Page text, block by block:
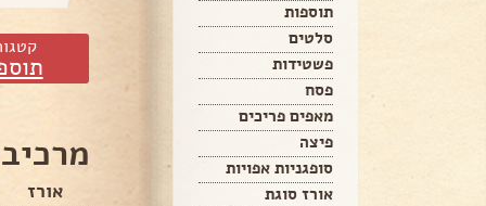
תוספות
סלטים
פשטידות
פסח
מאפים פריכים
פיצה
סופגניות אפויות
אורז סוגת
אורז